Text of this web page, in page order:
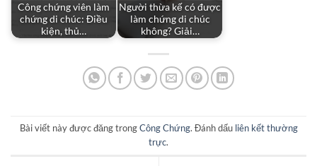
Công chứng viên làm
chứng di chúc: Điều
kiện, thủ…
Người thừa kế có được
làm chứng di chúc
không? Giải…
Bài viết này được đăng trongCông Chứng. Đánh dấu liên kết thường
trực.